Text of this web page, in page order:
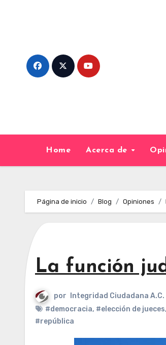
Home Acerca de
Página de inicio Blog Opiniones
La función
por Integridad Ciudadana A.C.
#democracia, #elección de jueces,
#república